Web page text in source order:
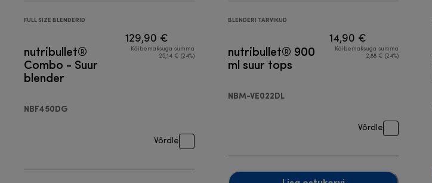
FULL SIZE BLENDERID
nutribullet®
Combo - Suur
blender
NBF450DG
129,90 €
Käibemaksuga summa
25,14 € (24%)
Võrdle
BLENDERI TARVIKUD
nutribullet® 900
ml suur tops
NBM-VE022DL
14,90 €
Käibemaksuga summa
2,88 € (24%)
Võrdle